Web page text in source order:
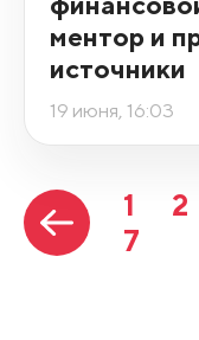
ментор и
источники
19 июня, 16:03
1 2
7